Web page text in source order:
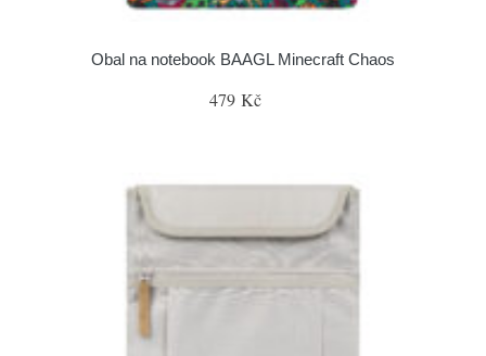
Obal na notebook BAAGL Minecraft Chaos
479 Kč